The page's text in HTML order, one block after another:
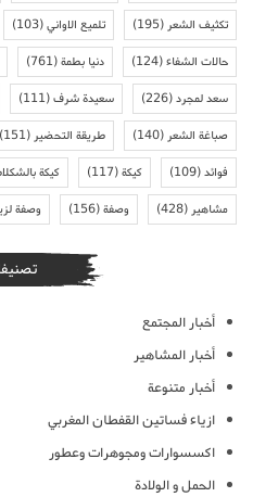
تكثيف الشعر(195) تلميع الاواني(103)
حالات الشفاء(124) دنيا بطمة(761)
سعد لمجرد(226) سعيدة شرف(111)
صباغة الشعر(140) طريقة التحضير(151)
فوائد(109) كيكة(117) كيكة
مشاهير(428) وصفة(156) وصفة
أخبار المجتمع
أخبار المشاهير
أخبار متنوعة
ازياء فساتين القفطان المغربي
اكسسوارات ومجوهرات وعطور
الحمل و الولادة